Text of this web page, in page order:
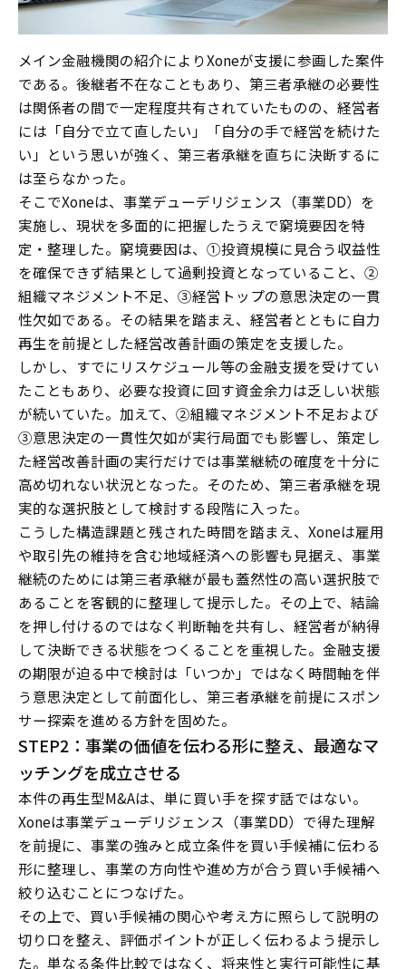
メイン金融機関の紹介によりXoneが支援に参画した案件
である。後継者不在なこともあり、第三者承継の必要性
は関係者の間で一定程度共有されていたものの、経営者
には「自分で立て直したい」「自分の手で経営を続けた
い」という思いが強く、第三者承継を直ちに決断するに
は至らなかった。
そこでXoneは、事業デューデリジェンス（事業DD）を
実施し、現状を多面的に把握したうえで窮境要因を特
定・整理した。窮境要因は、①投資規模に見合う収益性
を確保できず結果として過剰投資となっていること、②
組織マネジメント不足、③経営トップの意思決定の一貫
性欠如である。その結果を踏まえ、経営者とともに自力
再生を前提とした経営改善計画の策定を支援した。
しかし、すでにリスケジュール等の金融支援を受けてい
たこともあり、必要な投資に回す資金余力は乏しい状態
が続いていた。加えて、②組織マネジメント不足および
③意思決定の一貫性欠如が実行局面でも影響し、策定し
た経営改善計画の実行だけでは事業継続の確度を十分に
高め切れない状況となった。そのため、第三者承継を現
実的な選択肢として検討する段階に入った。
こうした構造課題と残された時間を踏まえ、Xoneは雇用
や取引先の維持を含む地域経済への影響も見据え、事業
継続のためには第三者承継が最も蓋然性の高い選択肢で
あることを客観的に整理して提示した。その上で、結論
を押し付けるのではなく判断軸を共有し、経営者が納得
して決断できる状態をつくることを重視した。金融支援
の期限が迫る中で検討は「いつか」ではなく時間軸を伴
う意思決定として前面化し、第三者承継を前提にスポン
サー探索を進める方針を固めた。
STEP2：事業の価値を伝わる形に整え、最適なマ
ッチングを成立させる
本件の再生型M&Aは、単に買い手を探す話ではない。
Xoneは事業デューデリジェンス（事業DD）で得た理解
を前提に、事業の強みと成立条件を買い手候補に伝わる
形に整理し、事業の方向性や進め方が合う買い手候補へ
絞り込むことにつなげた。
その上で、買い手候補の関心や考え方に照らして説明の
切り口を整え、評価ポイントが正しく伝わるよう提示し
た。単なる条件比較ではなく、将来性と実行可能性に基